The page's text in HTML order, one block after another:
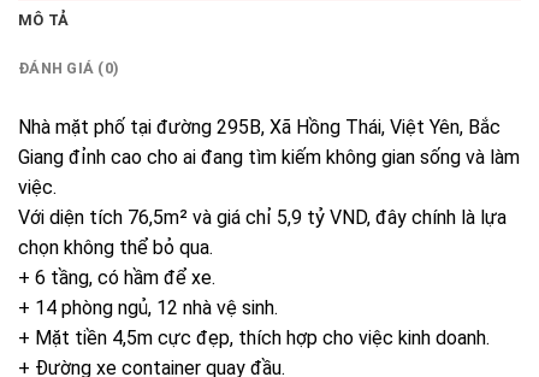
MÔ TẢ
ĐÁNH GIÁ (0)
Nhà mặt phố tại đường 295B, Xã Hồng Thái, Việt Yên, Bắc
Giang đỉnh cao cho ai đang tìm kiếm không gian sống và làm
việc.
Với diện tích 76,5m² và giá chỉ 5,9 tỷ VND, đây chính là lựa
chọn không thể bỏ qua.
+ 6 tầng, có hầm để xe.
+ 14 phòng ngủ, 12 nhà vệ sinh.
+ Mặt tiền 4,5m cực đẹp, thích hợp cho việc kinh doanh.
+ Đường xe container quay đầu.